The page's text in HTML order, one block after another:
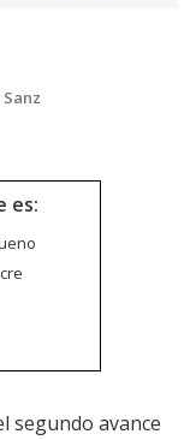
es:
segundo avance